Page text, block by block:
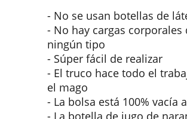
- No se usan botellas de
- No hay cargas corporales
ningún tipo
- Súper fácil de realizar
- El truco hace todo el
el mago
- La bolsa está 100% vacía